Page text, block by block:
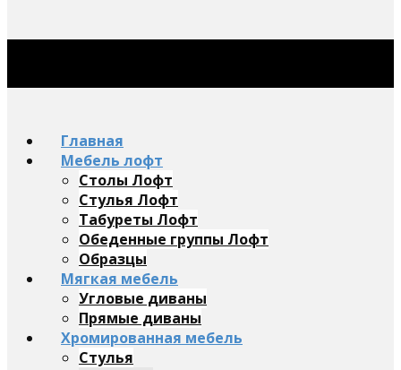
Главная
Мебель лофт
Столы Лофт
Стулья Лофт
Табуреты Лофт
Обеденные группы Лофт
Образцы
Мягкая мебель
Угловые диваны
Прямые диваны
Хромированная мебель
Стулья